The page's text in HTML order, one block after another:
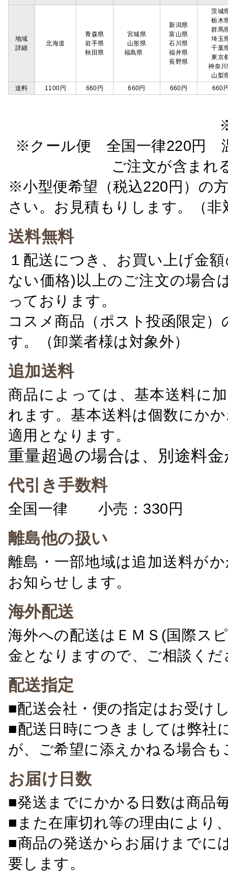
地域
詳細
北海道
青森県
岩手県
秋田県
宮城県
山形県
福島県
新潟県
富山県
石川県
福井県
長野県
茨城
栃木
群馬
埼玉
千葉
東京
神奈
山梨
送料
1100円 660円 660円 660円 660
※クール便 全国一律220円
ご注文が含ま
※小型便希望（税込220円）の
さい。お見積もりします。（非
送料無料
１配送につき、お買い上げ金
ない価格)以上のご注文の場合
っております。
コスメ商品（ポスト投函限定
す。（卸業者様は対象外）
追加送料
商品によっては、基本送料に
れます。基本送料は個数にか
適用となります。
重量超過の場合は、別途料
代引き手数料
全国一律 小売：330円 卸
離島他の扱い
離島・一部地域は追加送料が
お知らせします。
海外配送
海外への配送はＥＭＳ(国際ス
金となりますので、ご相談くだ
配送指定
■配送会社・便の指定はお受け
■配送日時につきましては弊社
が、ご希望に添えかねる場合
お届け日数
■発送までにかかる日数は商品
■また在庫切れ等の理由により
■商品の発送からお届けまでに
要します。